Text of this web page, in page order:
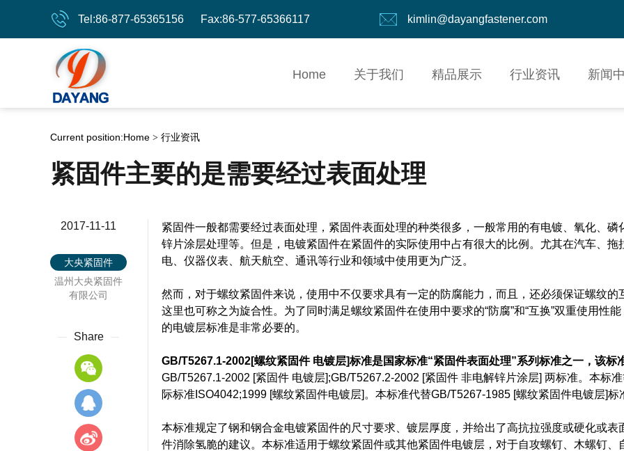
Tel:86-877-65365156 Fax:86-577-65366117 kimlin@dayangfastener.com
Home 关于我们 精品展示 行业资讯 新闻
Current position:Home > 行业资讯
紧固件主要的是需要经过表面处理
2017-11-11
大央紧固件
温州大央紧固件
有限公司
Share
紧固件一般都需要经过表面处理，紧固件表面处理的种类很多，一般常用的有电镀、氧化、磷
锌片涂层处理等。但是，电镀紧固件在紧固件的实际使用中占有很大的比例。尤其在汽车、拖
电、仪器仪表、航天航空、通讯等行业和领域中使用更为广泛。
然而，对于螺纹紧固件来说，使用中不仅要求具有一定的防腐能力，而且，还必须保证螺纹的
这里也可称之为旋合性。为了同时满足螺纹紧固件在使用中要求的“防腐”和“互换”双重使用性
的电镀层标准是非常必要的。
GB/T5267.1-2002[螺纹紧固件 电镀层]标准是国家标准“紧固件表面处理”系列标准之一，该标
GB/T5267.1-2002 [紧固件 电镀层];GB/T5267.2-2002 [紧固件 非电解锌片涂层] 两标准。本标
际标准ISO4042;1999 [螺纹紧固件电镀层]。本标准代替GB/T5267-1985 [螺纹紧固件电镀层]标
本标准规定了钢和钢合金电镀紧固件的尺寸要求、镀层厚度，并给出了高抗拉强度或硬化或表
件消除氢脆的建议。本标准适用于螺纹紧固件或其他紧固件电镀层，对于自攻螺钉、木螺钉、